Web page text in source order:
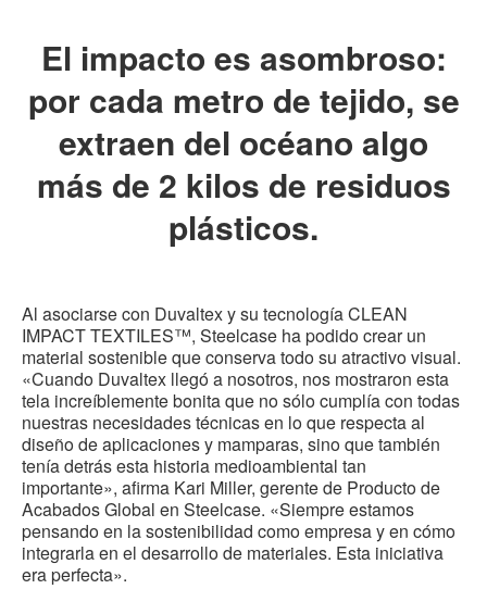
El impacto es asombroso:
por cada metro de tejido, se
extraen del océano algo
más de 2 kilos de residuos
plásticos.
Al asociarse con Duvaltex y su tecnología CLEAN
IMPACT TEXTILES™, Steelcase ha podido crear un
material sostenible que conserva todo su atractivo visual.
«Cuando Duvaltex llegó a nosotros, nos mostraron esta
tela increíblemente bonita que no sólo cumplía con todas
nuestras necesidades técnicas en lo que respecta al
diseño de aplicaciones y mamparas, sino que también
tenía detrás esta historia medioambiental tan
importante», afirma Kari Miller, gerente de Producto de
Acabados Global en Steelcase. «Siempre estamos
pensando en la sostenibilidad como empresa y en cómo
integrarla en el desarrollo de materiales. Esta iniciativa
era perfecta».